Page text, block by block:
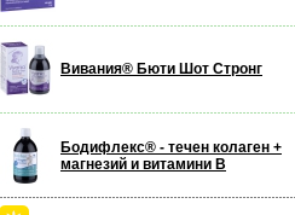
Вивания® Бюти Шот Стронг
Бодифлекс® - течен колаген +
магнезий и витамини В